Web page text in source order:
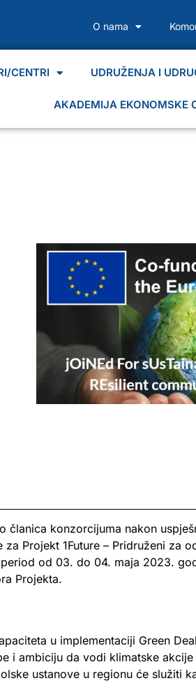
O nama
CENTRI UDRUŽENJA I
AKADEMIJA EKONOMSKE
članica konzorcijuma nakon
Projekt 1Future – Pridruženi za
od 03. do 04. maja 2023.
Projekta.
u implementaciji Green
i ambiciju da vodi klimatske
ustanove u regionu će služiti